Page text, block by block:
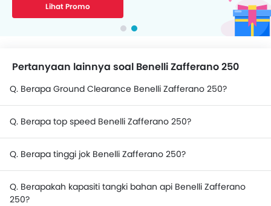
Lihat Promo
Pertanyaan lainnya soal Benelli Zafferano 250
Q. Berapa Ground Clearance Benelli Zafferano 250?
Q. Berapa top speed Benelli Zafferano 250?
Q. Berapa tinggi jok Benelli Zafferano 250?
Q. Berapakah kapasiti tangki bahan api Benelli Zafferano
250?